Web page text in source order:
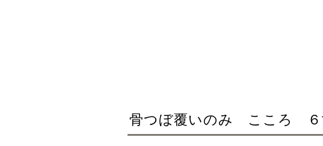
骨つぼ覆いのみ こころ ６